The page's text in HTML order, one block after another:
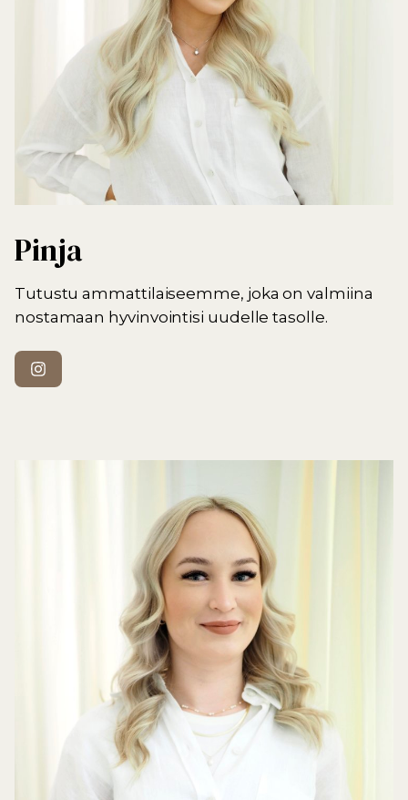
Pinja
Tutustu ammattilaiseemme, joka on valmiina
nostamaan hyvinvointisi uudelle tasolle.